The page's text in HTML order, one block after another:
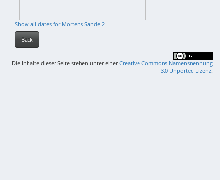
Show all dates for Mortens Sande 2
Back
Die Inhalte dieser Seite stehen unter einerCreative Commons Namensnennung
3.0 Unported Lizenz.